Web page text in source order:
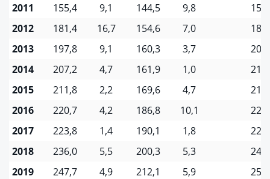
2011
155,4 9,1 144,5 9,8
2012
181,4 16,7 154,6 7,0
2013
197,8 9,1 160,3 3,7
2014
207,2 4,7 161,9 1,0
2015
211,8 2,2 169,6 4,7
2016
220,7 4,2 186,8 10,1
2017
223,8 1,4 190,1 1,8
2018
236,0 5,5 200,3 5,3
2019
247,7 4,9 212,1 5,9